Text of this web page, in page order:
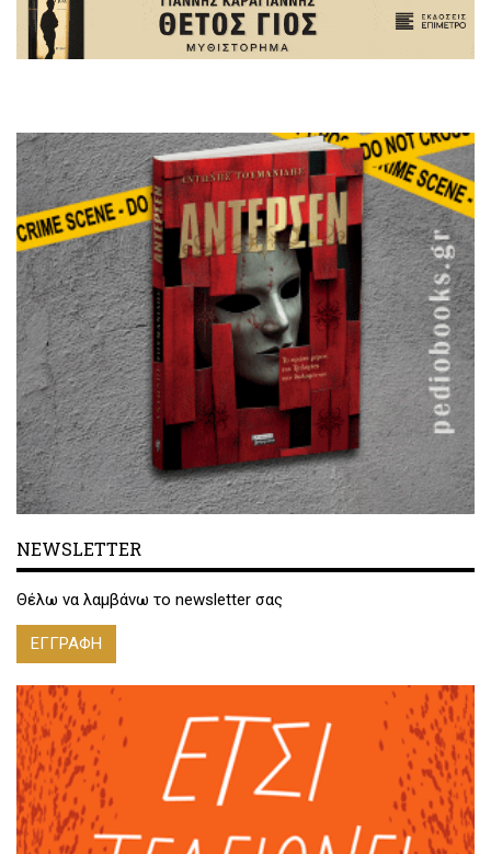
NEWSLETTER
Θέλω να λαμβάνω το newsletter σας
ΕΓΓΡΑΦΗ